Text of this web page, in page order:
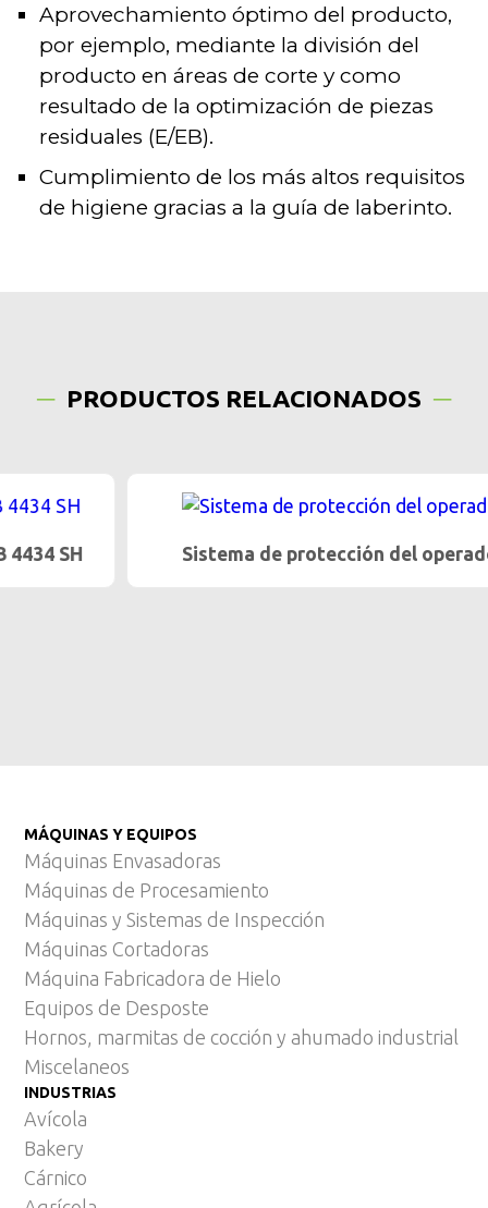
Aprovechamiento óptimo del producto,
por ejemplo, mediante la división del
producto en áreas de corte y como
resultado de la optimización de piezas
residuales (E/EB).
Cumplimiento de los más altos requisitos
de higiene gracias a la guía de laberinto.
PRODUCTOS RELACIONADOS
Sistema de protección del operador OPS
MÁQUINAS Y EQUIPOS
Máquinas Envasadoras
Máquinas de Procesamiento
Máquinas y Sistemas de Inspección
Máquinas Cortadoras
Máquina Fabricadora de Hielo
Equipos de Desposte
Hornos, marmitas de cocción y ahumado industrial
Miscelaneos
INDUSTRIAS
Avícola
Bakery
Cárnico